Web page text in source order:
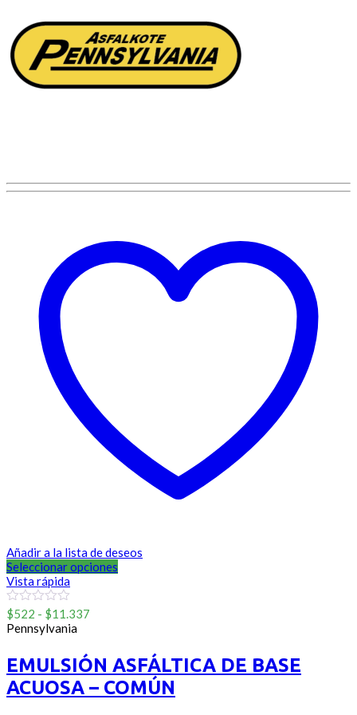
Añadir a la lista de deseos
Seleccionar opciones
Vista rápida
0
out
of
$522 - $11.337
desde
$522
hasta
$11.337
Pennsylvania
EMULSIÓN ASFÁLTICA DE BASE
ACUOSA – COMÚN